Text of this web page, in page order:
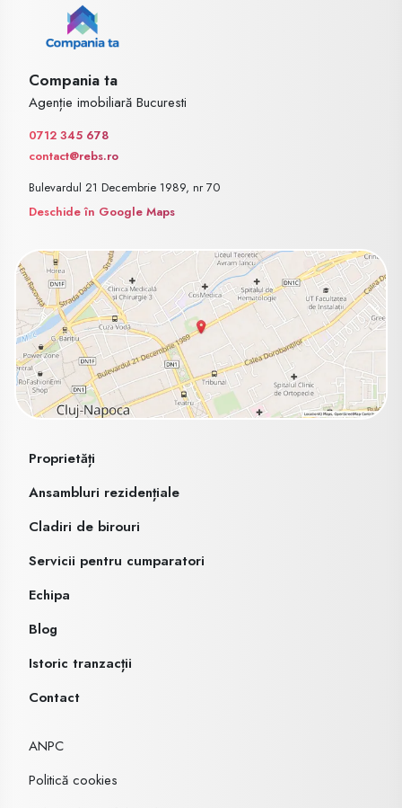
Compania ta
Agenție imobiliară Bucuresti
0712 345 678
contact@rebs.ro
Bulevardul 21 Decembrie 1989, nr 70
Deschide în Google Maps
Proprietăți
Ansambluri rezidențiale
Cladiri de birouri
Servicii pentru cumparatori
Echipa
Blog
Istoric tranzacții
Contact
ANPC
Politică cookies